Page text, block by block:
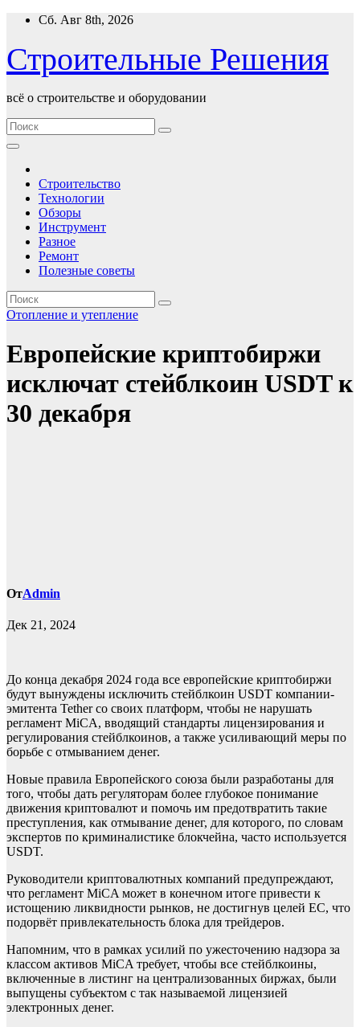
Перейти
содержимому
Сб. Авг 8th, 2026
Строительные Решения
всё о строительстве и оборудовании
Строительство
Технологии
Обзоры
Инструмент
Разное
Ремонт
Полезные советы
Отопление и утепление
Европейские криптобиржи
исключат стейблкоин USDT к
30 декабря
ОтAdmin
Дек 21, 2024
До конца декабря 2024 года все европейские криптобиржи
будут вынуждены исключить стейблкоин USDT компании-
эмитента Tether со своих платформ, чтобы не нарушать
регламент MiCA, вводящий стандарты лицензирования и
регулирования стейблкоинов, а также усиливающий меры по
борьбе с отмыванием денег.
Новые правила Европейского союза были разработаны для
того, чтобы дать регуляторам более глубокое понимание
движения криптовалют и помочь им предотвратить такие
преступления, как отмывание денег, для которого, по словам
экспертов по криминалистике блокчейна, часто используется
USDT.
Руководители криптовалютных компаний предупреждают,
что регламент MiCA может в конечном итоге привести к
истощению ликвидности рынков, не достигнув целей ЕС, что
подорвёт привлекательность блока для трейдеров.
Напомним, что в рамках усилий по ужесточению надзора за
классом активов MiCA требует, чтобы все стейблкоины,
включенные в листинг на централизованных биржах, были
выпущены субъектом с так называемой лицензией
электронных денег.